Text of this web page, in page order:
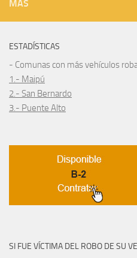
MÁS
ESTADÍSTICAS
- Comunas con más vehículos
1.- Maipú
2.- San Bernardo
3.- Puente Alto
SI FUE VÍCTIMA DEL ROBO DE SU